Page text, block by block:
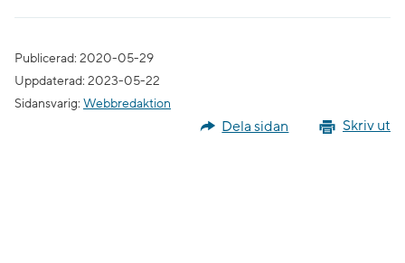
Publicerad: 2020-05-29
Uppdaterad: 2023-05-22
Sidansvarig: Webbredaktion
Skriv ut
Dela sidan